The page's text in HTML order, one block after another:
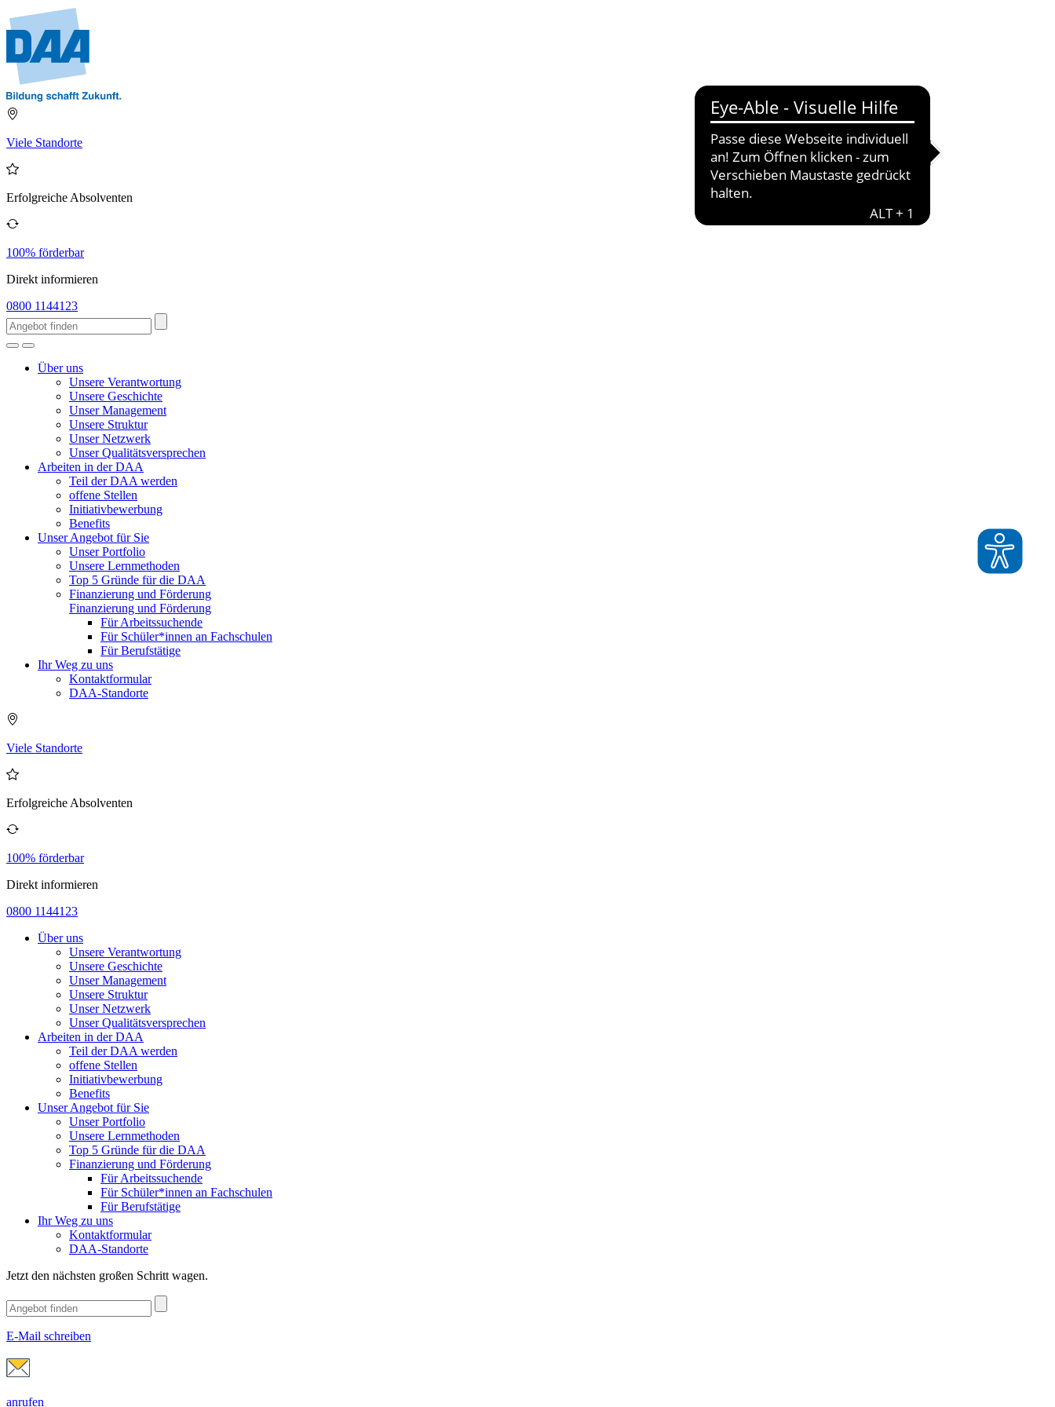
Viele Standorte
Erfolgreiche Absolventen
100% förderbar
Direkt informieren
0800 1144123
Über uns
Unsere Verantwortung
Unsere Geschichte
Unser Management
Unsere Struktur
Unser Netzwerk
Unser Qualitätsversprechen
Arbeiten in der DAA
Teil der DAA werden
offene Stellen
Initiativbewerbung
Benefits
Unser Angebot für Sie
Unser Portfolio
Unsere Lernmethoden
Top 5 Gründe für die DAA
Finanzierung und Förderung
Finanzierung und Förderung
Für Arbeitssuchende
Für Schüler*innen an Fachschulen
Für Berufstätige
Ihr Weg zu uns
Kontaktformular
DAA-Standorte
Viele Standorte
Erfolgreiche Absolventen
100% förderbar
Direkt informieren
0800 1144123
Über uns
Unsere Verantwortung
Unsere Geschichte
Unser Management
Unsere Struktur
Unser Netzwerk
Unser Qualitätsversprechen
Arbeiten in der DAA
Teil der DAA werden
offene Stellen
Initiativbewerbung
Benefits
Unser Angebot für Sie
Unser Portfolio
Unsere Lernmethoden
Top 5 Gründe für die DAA
Finanzierung und Förderung
Für Arbeitssuchende
Für Schüler*innen an Fachschulen
Für Berufstätige
Ihr Weg zu uns
Kontaktformular
DAA-Standorte
Jetzt den nächsten großen Schritt wagen.
E-Mail schreiben
anrufen